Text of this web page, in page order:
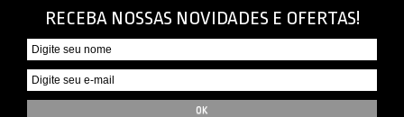
RECEBA NOSSAS NOVIDADES E OFERTAS!